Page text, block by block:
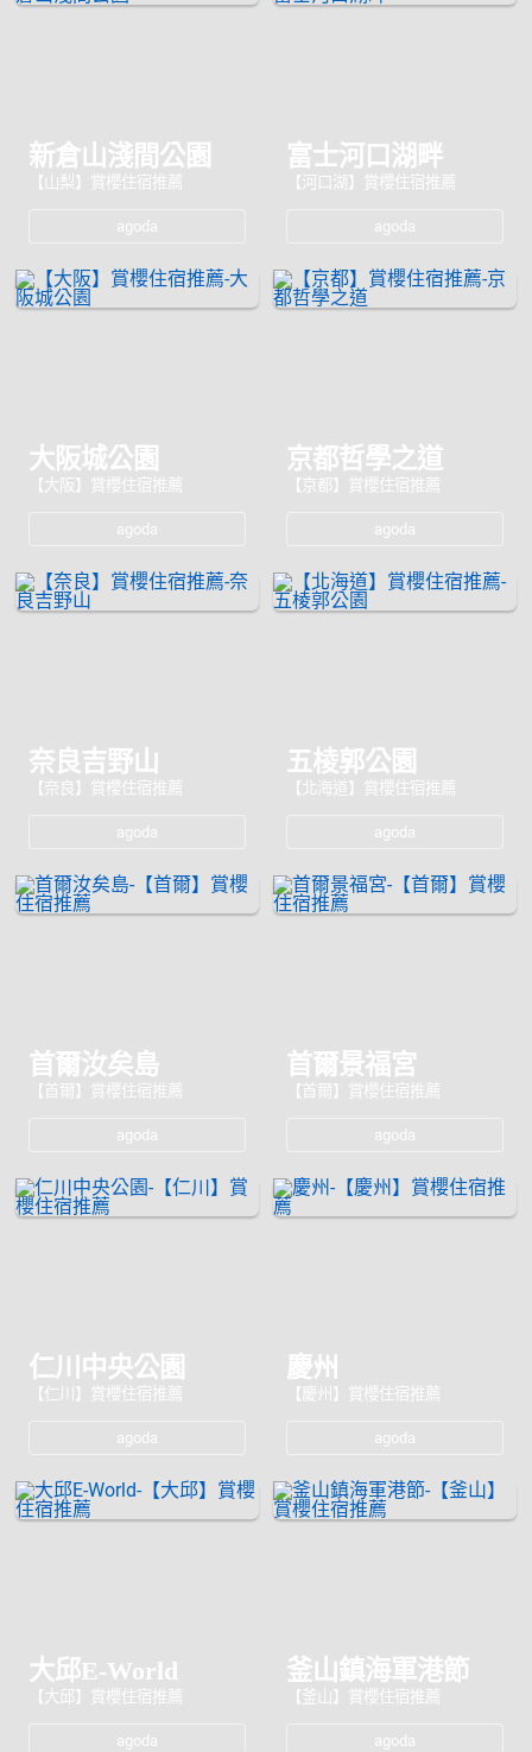
新倉山淺間公園
【山梨】賞櫻住宿推薦
agoda
富士河口湖畔
【河口湖】賞櫻住宿推薦
agoda
大阪城公園
【大阪】賞櫻住宿推薦
agoda
京都哲學之道
【京都】賞櫻住宿推薦
agoda
奈良吉野山
【奈良】賞櫻住宿推薦
agoda
五棱郭公園
【北海道】賞櫻住宿推薦
agoda
首爾汝矣島
【首爾】賞櫻住宿推薦
agoda
首爾景福宮
【首爾】賞櫻住宿推薦
agoda
仁川中央公園
【仁川】賞櫻住宿推薦
agoda
慶州
【慶州】賞櫻住宿推薦
agoda
大邱E-World
【大邱】賞櫻住宿推薦
agoda
釜山鎮海軍港節
【釜山】賞櫻住宿推薦
agoda